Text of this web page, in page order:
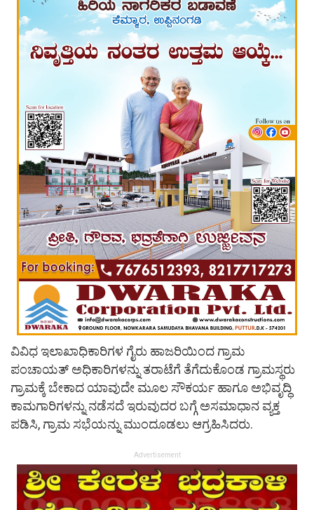
ವಿವಿಧ ಇಲಾಖಾಧಿಕಾರಿಗಳ ಗೈರು ಹಾಜರಿಯಿಂದ ಗ್ರಾಮ
ಪಂಚಾಯತ್ ಅಧಿಕಾರಿಗಳನ್ನು ತರಾಟೆಗೆ ತೆಗೆದುಕೊಂಡ ಗ್ರಾಮಸ್ಥರು
ಗ್ರಾಮಕ್ಕೆ ಬೇಕಾದ ಯಾವುದೇ ಮೂಲ ಸೌಕರ್ಯ ಹಾಗೂ ಅಭಿವೃದ್ಧಿ
ಕಾಮಗಾರಿಗಳನ್ನು ನಡೆಸದೆ ಇರುವುದರ ಬಗ್ಗೆ ಅಸಮಾಧಾನ ವ್ಯಕ್ತ
ಪಡಿಸಿ, ಗ್ರಾಮ ಸಭೆಯನ್ನು ಮುಂದೂಡಲು ಆಗ್ರಹಿಸಿದರು.
Advertisement